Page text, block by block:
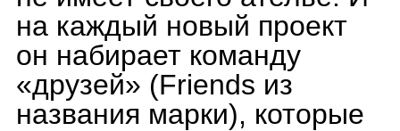
Можно сделать вывод, что
мануфактурные
механизмы приобретаются
преимущественно для
подтверждения статуса и
доходов.